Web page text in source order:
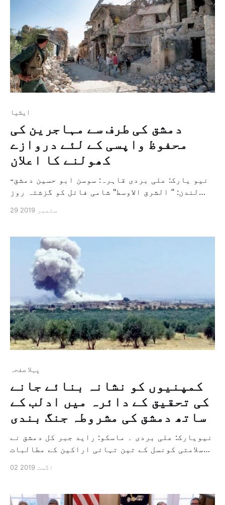
ايشيا
دمشق کی طرف سے مہاجرین کی
محفوظ واپسی کے لئے دروازے
کھولنے کا اعلان
نیو یارک: علی بردی قاہرہ: سوسن ابو حسین دمشق-
لندن: ” الشرق الاوسط" شامی فائل کو گزشتہ روز
اجلاسوں کے موقع پر کئی پوزیشن اور چالوں غلبہ
اپوزیشن کی متفقہ آئینی کمیٹی نے ملک کےلئے
نئی آئین […]
29 ستمبر 2019
پہلا صفحہ
کمپنیوں کو نشانہ بنائے جانے
کی تحقیق کے دائرہ میں ادلب کے
ساتھ دمشق کی مشروطہ جنگ بندی
نیویارک: علی بردی ۔ ماسکو: راید جبر کل دمشق نے
سلامتی کونسل کے تین تہائی اراکین کے مطالبات
نشانہ بنانے والے حملہ کی تحقیق کرنے کے لئے
گوتیریچ کی طرف سے ایک کمیٹی کی تشکیل کے چند
02 اگست 2019